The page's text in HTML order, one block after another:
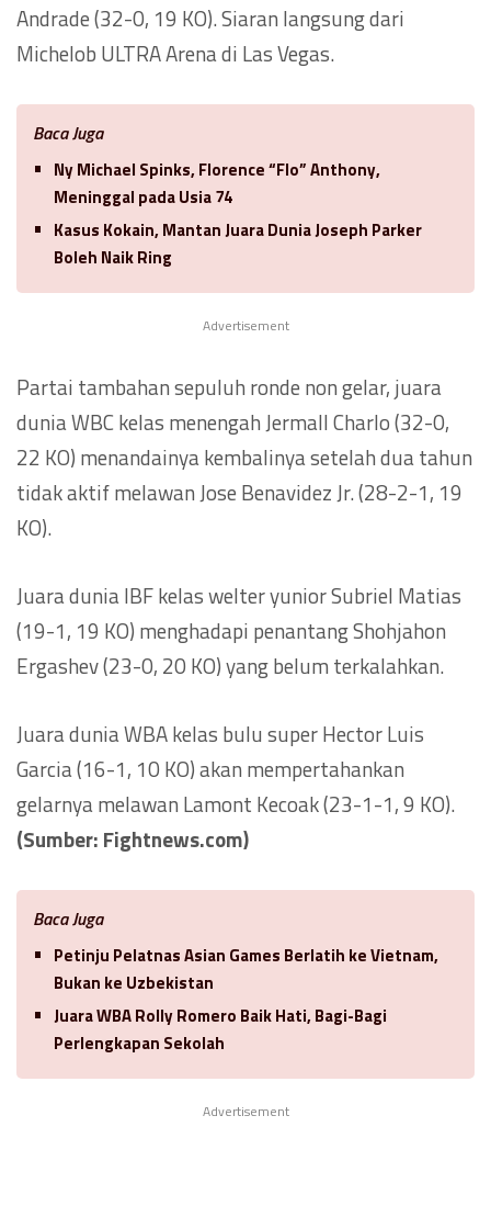
Andrade (32-0, 19 KO). Siaran langsung dari
Michelob ULTRA Arena di Las Vegas.
Baca Juga
Ny Michael Spinks, Florence “Flo” Anthony,
Meninggal pada Usia 74
Kasus Kokain, Mantan Juara Dunia Joseph Parker
Boleh Naik Ring
Advertisement
Partai tambahan sepuluh ronde non gelar, juara
dunia WBC kelas menengah Jermall Charlo (32-0,
22 KO) menandainya kembalinya setelah dua tahun
tidak aktif melawan Jose Benavidez Jr. (28-2-1, 19
KO).
Juara dunia IBF kelas welter yunior Subriel Matias
(19-1, 19 KO) menghadapi penantang Shohjahon
Ergashev (23-0, 20 KO) yang belum terkalahkan.
Juara dunia WBA kelas bulu super Hector Luis
Garcia (16-1, 10 KO) akan mempertahankan
gelarnya melawan Lamont Kecoak (23-1-1, 9 KO).
(Sumber: Fightnews.com)
Baca Juga
Petinju Pelatnas Asian Games Berlatih ke Vietnam,
Bukan ke Uzbekistan
Juara WBA Rolly Romero Baik Hati, Bagi-Bagi
Perlengkapan Sekolah
Advertisement